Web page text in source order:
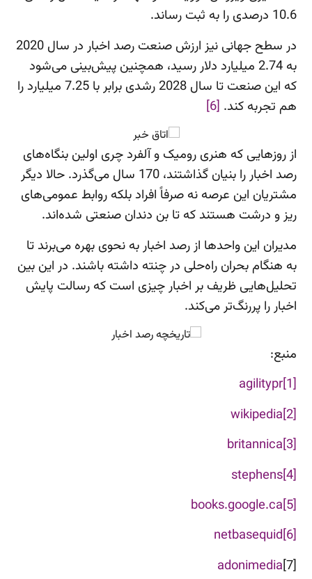
10.6 درصدی را به ثبت رساند.
در سطح جهانی نیز ارزش صنعت رصد اخبار در سال 2020
به 2.74 میلیارد دلار رسید، همچنین پیش‌بینی می‌شود
که این صنعت تا سال 2028 رشدی برابر با 7.25 میلیارد را
هم تجربه کند. [6]
از روزهایی که هنری رومیک و آلفرد چری اولین بنگاه‌های
رصد اخبار را بنیان گذاشتند، 170 سال می‌گذرد. حالا دیگر
مشتریان این عرصه نه صرفاً افراد بلکه روابط عمومی‌های
ریز و درشت هستند که تا بن دندان صنعتی شده‌اند.
مدیران این واحدها از رصد اخبار به نحوی بهره می‌برند تا
به هنگام بحران راه‌حلی در چنته داشته باشند. در این بین
تحلیل‌هایی ظریف بر اخبار چیزی است که رسالت پایش
اخبار را پررنگ‌تر می‌کند.
منبع:
[1]
agilitypr
[2]
wikipedia
[3]
britannica
[4]
stephens
[5]
books.google.ca
[6]
netbasequid
[7]
adonimedia